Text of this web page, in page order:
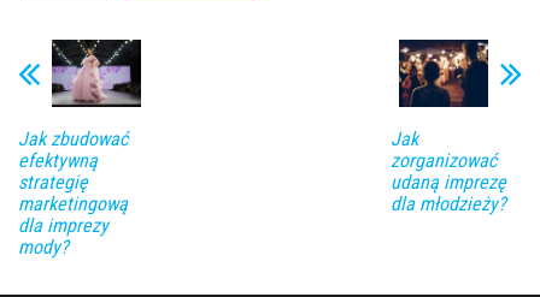
Jak zbudować
efektywną
strategię
marketingową
dla imprezy
mody?
Jak
zorganizować
udaną imprezę
dla młodzieży?